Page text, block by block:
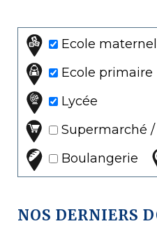
Ecole
Ecole primaire
Lycée
Supermarché
Boulangerie
NOS DERNIERS